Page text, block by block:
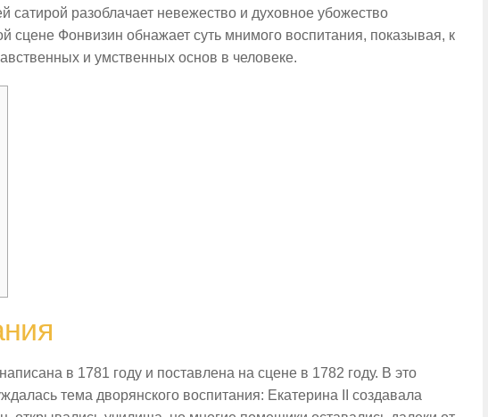
сатирой разоблачает невежество и духовное убожество
сцене Фонвизин обнажает суть мнимого воспитания, показывая, к
и умственных основ в человеке.
в 1781 году и поставлена на сцене в 1782 году. В это
тема дворянского воспитания: Екатерина II создавала